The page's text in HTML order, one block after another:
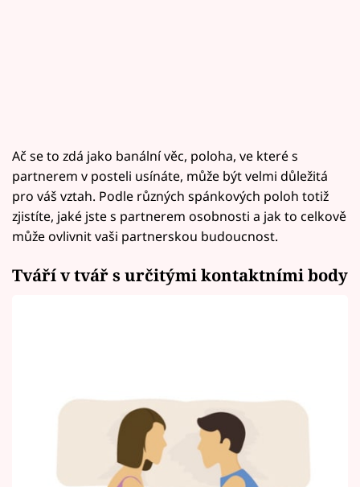
Ač se to zdá jako banální věc, poloha, ve které s
partnerem v posteli usínáte, může být velmi důležitá
pro váš vztah. Podle různých spánkových poloh totiž
zjistíte, jaké jste s partnerem osobnosti a jak to celkově
může ovlivnit vaši partnerskou budoucnost.
Tváří v tvář s určitými kontaktními body